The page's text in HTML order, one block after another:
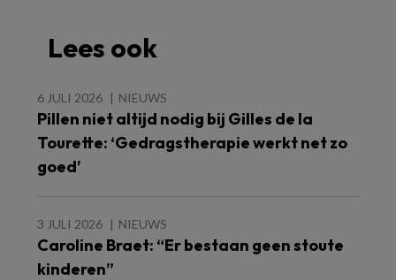
Lees ook
6 JULI 2026 NIEUWS
Pillen niet altijd nodig bij Gilles de la
Tourette: ‘Gedragstherapie werkt net zo
goed’
3 JULI 2026 NIEUWS
Caroline Braet: “Er bestaan geen stoute
kinderen”